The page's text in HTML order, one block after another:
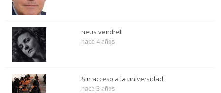
neus vendrell
hace 4 años
Sin acceso a la universidad
hace 3 años